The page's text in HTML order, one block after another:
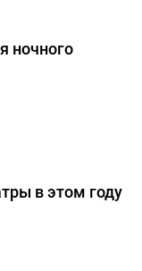
ночного
в этом году